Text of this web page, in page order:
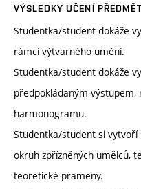
VÝSLEDKY UČENÍ
Studentka/student dokáže
rámci výtvarného umění.
Studentka/student dokáže
předpokládaným
harmonogramu.
Studentka/student si
okruh zpřízněných umělců,
teoretické prameny.